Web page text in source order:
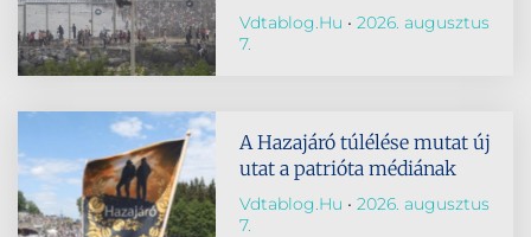
Vdtablog.hu
2026. augusztus
7.
A Hazajáró túlélése mutat új
utat a patrióta médiának
Vdtablog.hu
2026. augusztus
7.